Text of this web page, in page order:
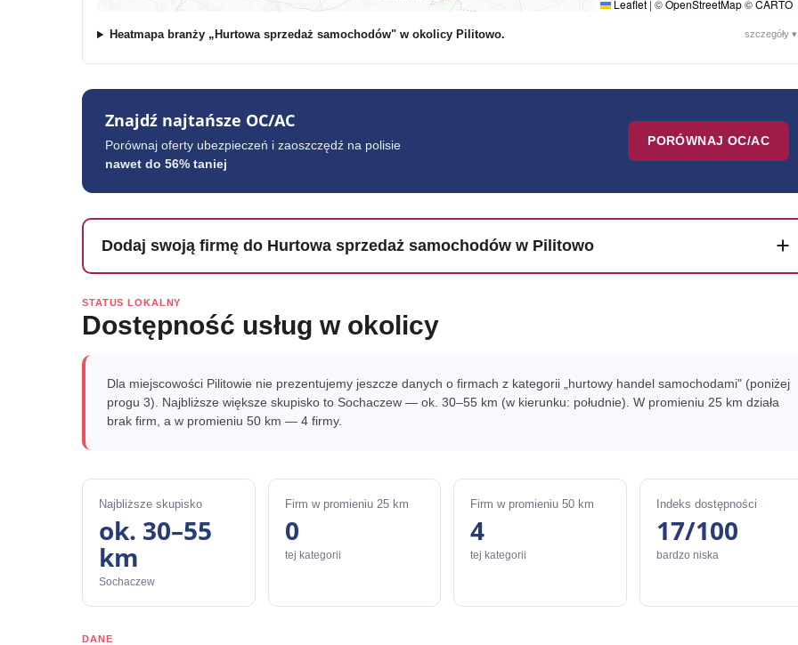
Leaflet | ©OpenStreetMap©CARTO
Heatmapa branży „Hurtowa sprzedaż samochodów" w okolicy Pilitowo. szczegóły ▾
Znajdź najtańsze OC/AC
Porównaj oferty ubezpieczeń i zaoszczędź na polisie
nawet do 56% taniej
PORÓWNAJ OC/AC
Dodaj swoją firmę do Hurtowa sprzedaż samochodów w Pilitowo
STATUS LOKALNY
Dostępność usług w okolicy
Dla miejscowości Pilitowie nie prezentujemy jeszcze danych o firmach z kategorii „hurtowy handel samochodami" (poniżej
progu 3). Najbliższe większe skupisko to Sochaczew — ok. 30–55 km (w kierunku: południe). W promieniu 25 km działa
brak firm, a w promieniu 50 km — 4 firmy.
Najbliższe skupisko
ok. 30–55
km
Sochaczew
Firm w promieniu 25 km
0
tej kategorii
Firm w promieniu 50 km
4
tej kategorii
Indeks dostępności
17/100
bardzo niska
DANE